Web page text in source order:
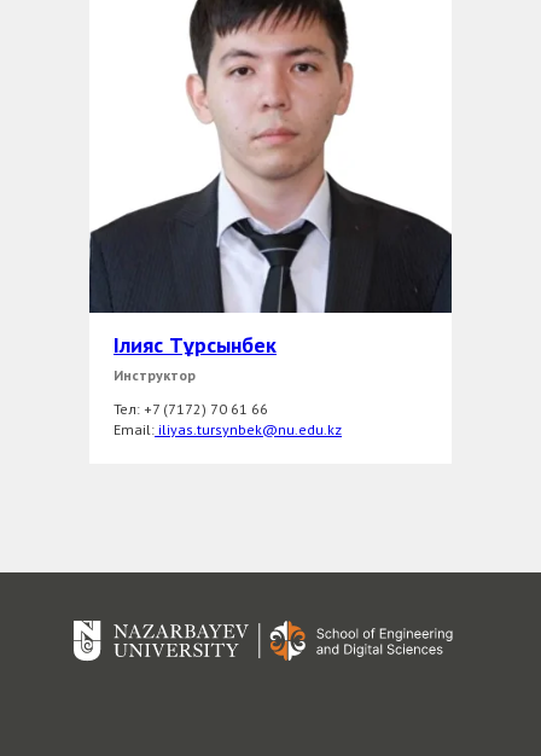
Ілияс Тұрсынбек
Инструктор
Тел: +7 (7172) 70 61 66
Email: iliyas.tursynbek@nu.edu.kz